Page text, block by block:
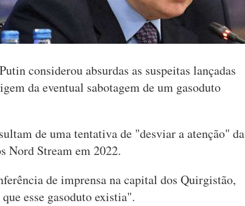
considerou absurdas as suspeitas lançadas
da eventual sabotagem de um gasoduto
de uma tentativa de "desviar a atenção" da
Nord Stream em 2022.
de imprensa na capital dos Quirgistão,
esse gasoduto existia".